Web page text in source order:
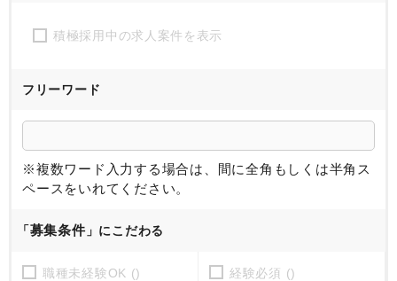
積極採用中の求人案件を表示
フリーワード
※複数ワード入力する場合は、間に全角もしくは半角ス
ペースをいれてください。
「募集条件」にこだわる
職種未経験OK () 経験必須 ()